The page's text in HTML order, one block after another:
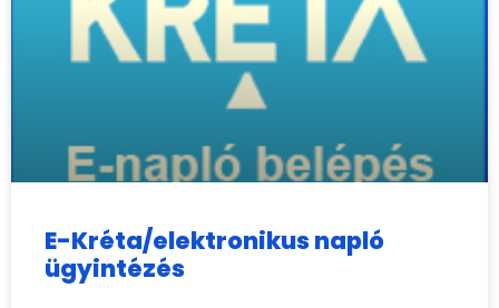
E-Kréta/elektronikus napló
ügyintézés